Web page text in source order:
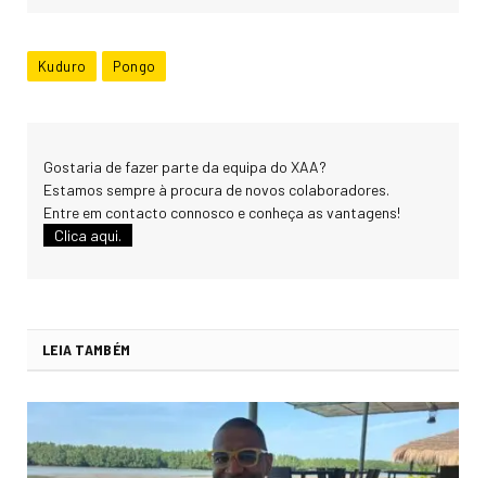
Kuduro Pongo
Gostaria de fazer parte da equipa do XAA?
Estamos sempre à procura de novos colaboradores.
Entre em contacto connosco e conheça as vantagens!
Clica aqui.
LEIA TAMBÉM